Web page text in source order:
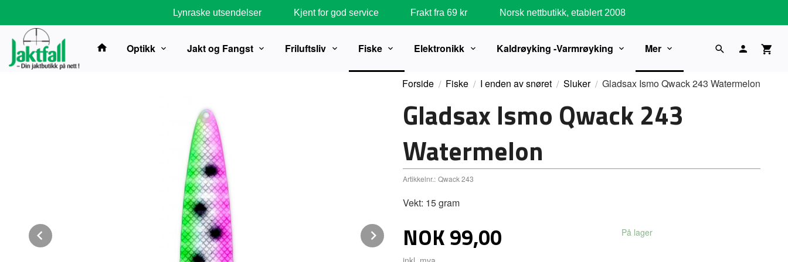
innholdet
Lynraske utsendelser Kjent for god service Frakt fra 69 kr Norsk nettbutikk, etablert 2008
Optikk Jakt og Fangst Friluftsliv Fiske Elektronikk Kaldrøyking -Varmrøyking Mer
Forside Fiske I enden av snøret Sluker Gladsax Ismo Qwack 243 Watermelon
Next
Gladsax Ismo Qwack 243
Watermelon
Artikkelnr.: Qwack 243
Vekt: 15 gram
Pris
NOK99,00 På lager